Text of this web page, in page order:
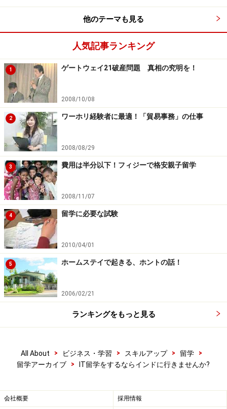
他のテーマも見る
人気記事ランキング
1 ゲートウェイ21破産問題 真相の究明を！
2008/10/08
2 ワーホリ経験者に最適！「貿易事務」の仕事
2008/08/29
3 費用は半分以下！フィジーで格安親子留学
2008/11/07
4 留学に必要な試験
2010/04/01
5 ホームステイで起きる、ホントの話！
2006/02/21
ランキングをもっと見る
All About > ビジネス・学習 > スキルアップ > 留学
>
留学アーカイブ
> IT留学をするならインドに行きませんか?
会社概要 採用情報